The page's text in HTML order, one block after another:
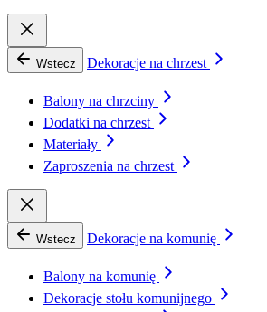
Wstecz Dekoracje na chrzest
Balony na chrzciny
Dodatki na chrzest
Materiały
Zaproszenia na chrzest
Wstecz Dekoracje na komunię
Balony na komunię
Dekoracje stołu komunijnego